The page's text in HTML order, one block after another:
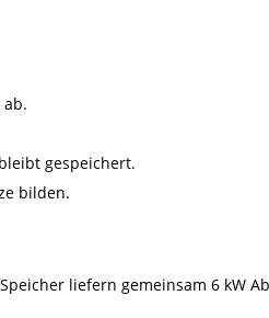
gespeichert.
bilden.
liefern gemeinsam 6 kW